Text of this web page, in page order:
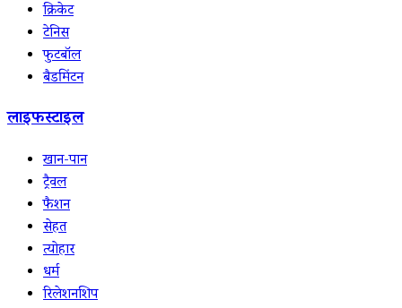
क्रिकेट
टेनिस
फुटबॉल
बैडमिंटन
लाइफस्टाइल
खान-पान
ट्रैवल
फैशन
सेहत
त्योहार
धर्म
रिलेशनशिप